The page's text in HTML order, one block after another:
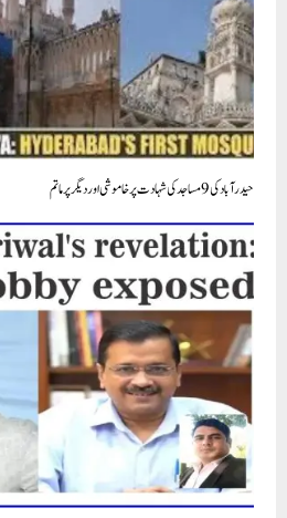
حیدر آباد کی 9 مساجد کی شہادت پر خاموشی اور دیگر پر ماتم